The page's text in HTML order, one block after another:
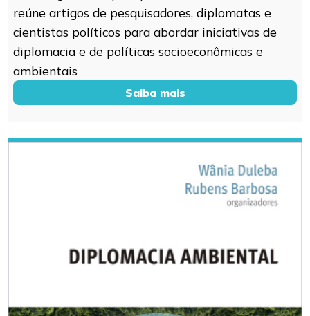
reúne artigos de pesquisadores, diplomatas e
cientistas políticos para abordar iniciativas de
diplomacia e de políticas socioeconômicas e
ambientais
Saiba mais